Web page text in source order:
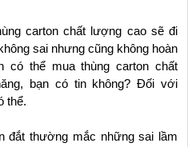
carton chất lượng cao sẽ đi
sai nhưng cũng không hoàn
có thể mua thùng carton chất
bạn có tin không? Đối với
thể.
đắt thường mắc những sai lầm